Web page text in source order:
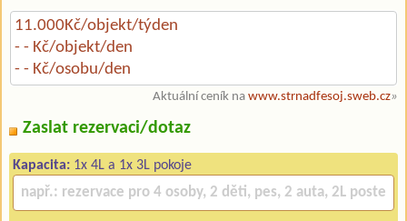
11.000Kč/objekt/týden
- - Kč/objekt/den
- - Kč/osobu/den
Aktuální ceník na www.strnadfesoj.sweb.cz»
Zaslat rezervaci/dotaz
Kapacita: 1x 4L a 1x 3L pokoje